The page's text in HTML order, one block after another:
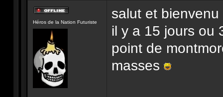
ligne
Héros de la Nation Futuriste
salut et
il y a 15 jours ou
point de
masses